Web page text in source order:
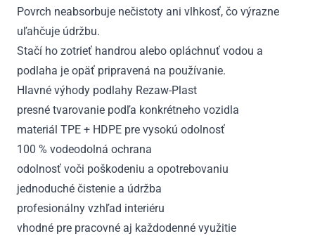
Povrch neabsorbuje nečistoty ani vlhkosť, čo výrazne
uľahčuje údržbu.
Stačí ho zotrieť handrou alebo opláchnuť vodou a
podlaha je opäť pripravená na používanie.
Hlavné výhody podlahy Rezaw-Plast
presné tvarovanie podľa konkrétneho vozidla
materiál TPE + HDPE pre vysokú odolnosť
100 % vodeodolná ochrana
odolnosť voči poškodeniu a opotrebovaniu
jednoduché čistenie a údržba
profesionálny vzhľad interiéru
vhodné pre pracovné aj každodenné využitie